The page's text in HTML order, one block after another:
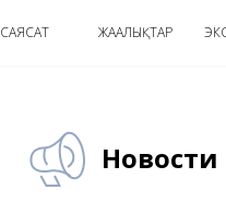
САЯСАТ ЖАҢАЛЫҚТАР
Новости